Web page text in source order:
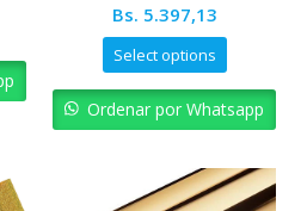
Bs. 1.855,21.
Bs. 5.397,13
Select options
Ordenar por Whatsapp